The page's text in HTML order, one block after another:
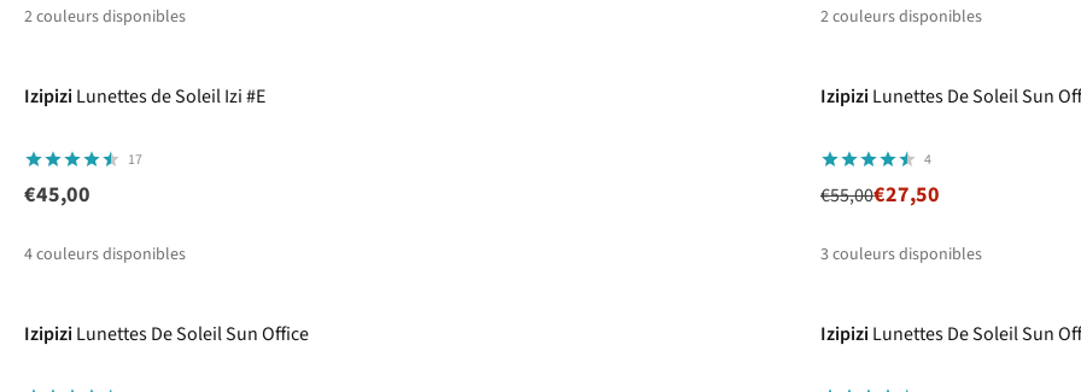
2couleurs disponibles
2couleurs disponibles
IzipiziLunettes de Soleil Izi #E
17
€45,00
4couleurs disponibles
IzipiziLunettes De Soleil Sun
4
€55,00€27,50
3couleurs disponibles
IzipiziLunettes De Soleil Sun Office IzipiziLunettes De Soleil Sun